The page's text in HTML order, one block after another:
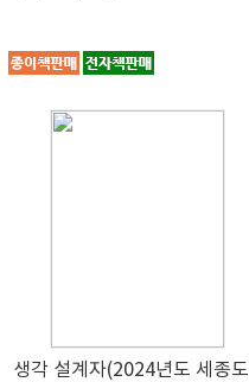
생각 설계자(2024년도 세종도